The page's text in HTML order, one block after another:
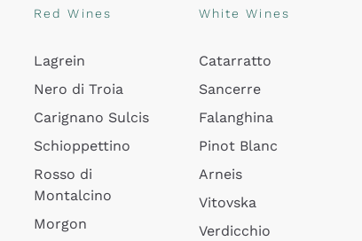
Red Wines
Lagrein
Nero di Troia
Carignano Sulcis
Schioppettino
Rosso di
Montalcino
Morgon
White Wines
Catarratto
Sancerre
Falanghina
Pinot Blanc
Arneis
Vitovska
Verdicchio